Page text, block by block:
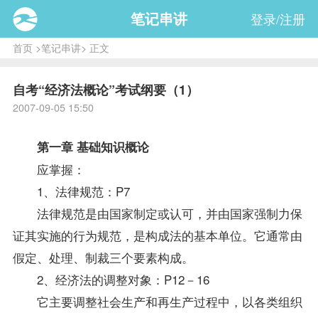
笔记串讲 登录/注册
首页>笔记串讲> 正文
自考“经济法概论”考试纲要（1）
2007-09-05 15:50
第一章 基础知识概论
应掌握：
1、法律规范：P7
法律规范是由国家制定或认可，并由国家强制力保
证其实施的行为规范，是构成法的基本单位。它通常由
假定、处理、制裁三个要素构成。
2、经济法的调整对象：P12－16
它主要调整社会生产和再生产过程中，以各类组织